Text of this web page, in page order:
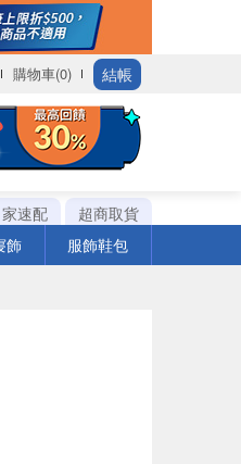
購物車(0) 結帳
家速配
超商取貨
飾 服飾鞋包